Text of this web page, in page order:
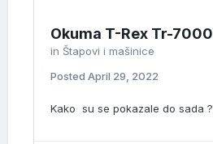
Okuma T-Rex Tr-7000
in Štapovi i mašinice
Posted April 29, 2022
Kako su se pokazale do sada ?